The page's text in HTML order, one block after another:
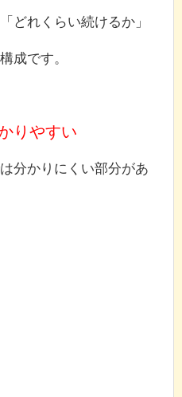
どれくらい続けるか」
成です。
りやすい
分かりにくい部分があ